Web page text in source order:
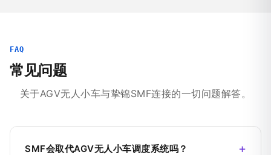
FAQ
常见问题
关于AGV无人小车与挚锦SMF连接的一切问题解答。
SMF会取代AGV无人小车调度系统吗？